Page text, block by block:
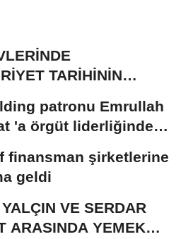
TARİHİNİN
patronu Emrullah
'a örgüt liderliğinden
finansman şirketlerine
geldi
VE SERDAR
ARASINDA YEMEK